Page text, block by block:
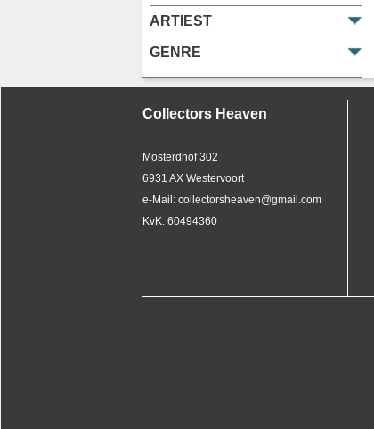
ARTIEST
GENRE
Collectors Heaven
Mosterdhof 302
6931 AX Westervoort
e-Mail: collectorsheaven@gmail.com
KvK: 60494360